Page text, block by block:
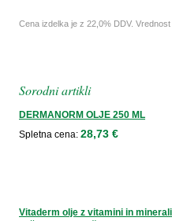
Cena izdelka je z 22,0% DDV. Vrednost
Sorodni artikli
DERMANORM OLJE 250 ML
Spletna cena: 28,73 €
Vitaderm olje z vitamini in